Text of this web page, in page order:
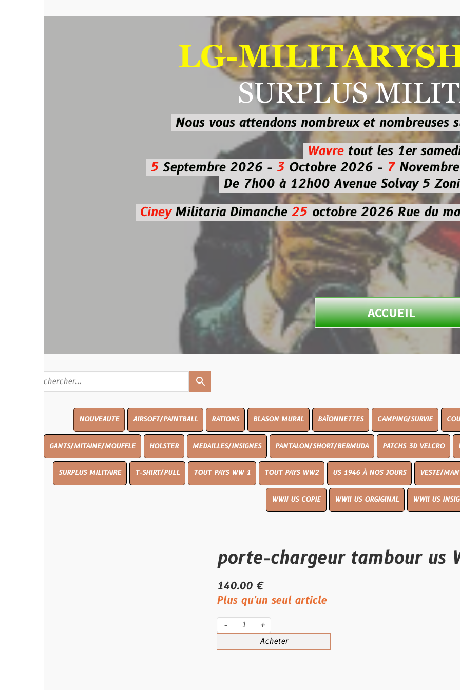
LG-
SURPLUS
Nous vous attendons nombreux et nombreusessur les
Wavre
tout les 1er samedi
Septembre 2026 -3Octobre 2026 - 7Novembre 2026
De 7h00 à 12h00 Avenue Solvay 5 Zoning
MilitariaDimanche25octobre 2026Rue du marché
ACCUEIL
AIRSOFT/PAINTBALL RATIONS BLASON MURAL BAÏONNETTES CAMPING/SURVIE COUTELLERIE
GANTS/MITAINE/MOUFFLE HOLSTER MEDAILLES/INSIGNES PANTALON/SHORT/BERMUDA PATCHS 3D VELCRO PEINTURE
SURPLUS MILITAIRE T-SHIRT/PULL TOUT PAYS WW 1 TOUT PAYS WW2 US 1946 À NOS JOURS VESTE/MANTEAU
WWII US COPIE WWII US ORGIGINAL WWII US INSIGNES
porte-chargeur tambour us
140.00 €
Plus qu'un seul article